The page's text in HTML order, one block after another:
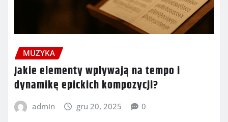
MUZYKA
Jakie elementy wpływają na tempo i
dynamikę epickich kompozycji?
admin gru 20, 2025 0